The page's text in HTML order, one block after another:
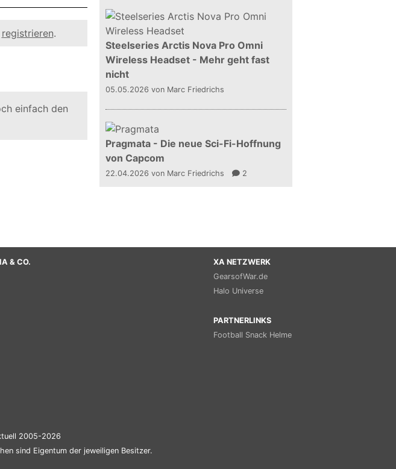
registrieren.
einfach den
Steelseries Arctis Nova Pro Omni
Wireless Headset - Mehr geht fast
nicht
05.05.2026 von Marc Friedrichs
Pragmata - Die neue Sci-Fi-Hoffnung
von Capcom
22.04.2026 von Marc Friedrichs 2
& CO.
XA NETZWERK
GearsofWar.de
Halo Universe
PARTNERLINKS
Football Snack Helme
2005-2026
sind Eigentum der jeweiligen Besitzer.